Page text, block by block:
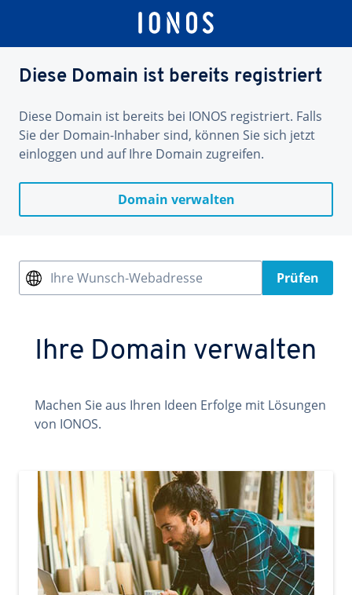
Diese Domain ist bereits registriert
Diese Domain ist bereits bei IONOS registriert. Falls
Sie der Domain-Inhaber sind, können Sie sich jetzt
einloggen und auf Ihre Domain zugreifen.
Domain verwalten
Ihre Wunsch-Webadresse Prüfen
Ihre Domain verwalten
Machen Sie aus Ihren Ideen Erfolge mit Lösungen
von IONOS.